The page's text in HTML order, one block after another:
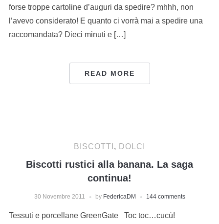
forse troppe cartoline d’auguri da spedire? mhhh, non
l’avevo considerato! E quanto ci vorrà mai a spedire una
raccomandata? Dieci minuti e […]
READ MORE
BISCOTTI , DOLCI
Biscotti rustici alla banana. La saga
continua!
30 Novembre 2011 by FedericaDM 144 comments
Tessuti e porcellane GreenGate Toc toc…cucù!